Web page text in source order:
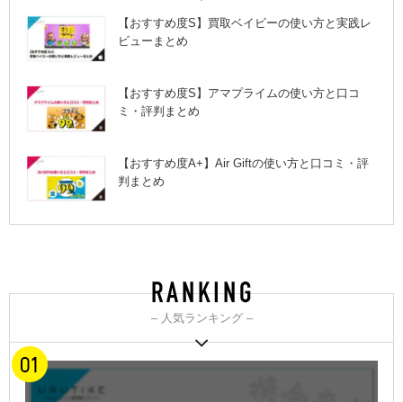
【おすすめ度S】買取ベイビーの使い方と実践レ
ビューまとめ
【おすすめ度S】アマプライムの使い方と口コ
ミ・評判まとめ
【おすすめ度A+】Air Giftの使い方と口コミ・評
判まとめ
– 人気ランキング –